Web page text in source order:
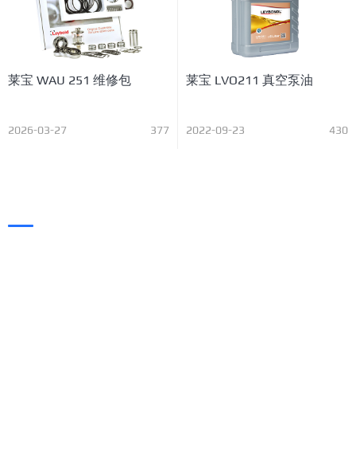
莱宝 WAU 251 维修包
2026-03-27 377
莱宝 LVO211 真空泵油
2022-09-23 430